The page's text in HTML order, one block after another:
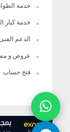
خدمة
خدمة كبار
الدعم
عروض و
فتح حساب